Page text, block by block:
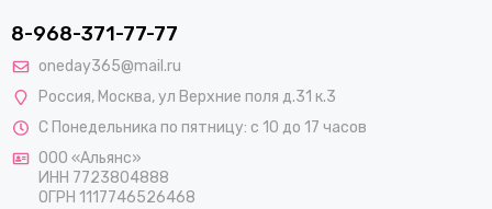
8-968-371-77-77
oneday365@mail.ru
Россия, Москва,ул Верхние поля д.31 к.3
С Понедельника по пятницу: с 10 до 17 часов
ООО «Альянс»
ИНН 7723804888
ОГРН 1117746526468